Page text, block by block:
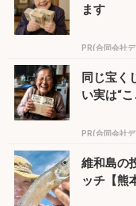
ます
PR(合同会社
同じ宝く
い実は“
PR(合同会社
維和島の
ッチ【熊